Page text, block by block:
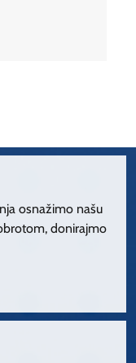
osnažimo našu
donirajmo